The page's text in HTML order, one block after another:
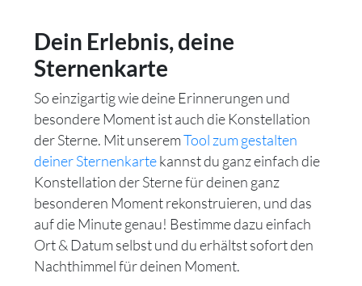
Dein Erlebnis, deine
Sternenkarte
So einzigartig wie deine Erinnerungen und
besondere Moment ist auch die Konstellation
der Sterne. Mit unseremTool zum gestalten
deiner Sternenkartekannst du ganz einfach die
Konstellation der Sterne für deinen ganz
besonderen Moment rekonstruieren, und das
auf die Minute genau! Bestimme dazu einfach
Ort & Datum selbst und du erhältst sofort den
Nachthimmel für deinen Moment.